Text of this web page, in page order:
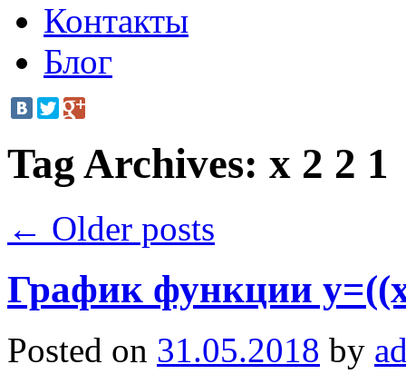
Контакты
Блог
Tag Archives: x 2 2 1
← Older posts
График функции
Posted on 31.05.2018 by